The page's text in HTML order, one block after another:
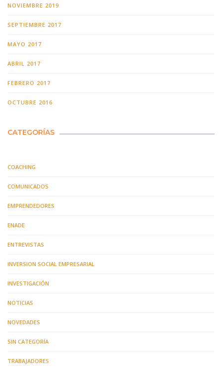
NOVIEMBRE 2019
SEPTIEMBRE 2017
MAYO 2017
ABRIL 2017
FEBRERO 2017
OCTUBRE 2016
CATEGORÍAS
COACHING
COMUNICADOS
EMPRENDEDORES
ENADE
ENTREVISTAS
INVERSION SOCIAL EMPRESARIAL
INVESTIGACIÓN
NOTICIAS
NOVEDADES
SIN CATEGORÍA
TRABAJADORES